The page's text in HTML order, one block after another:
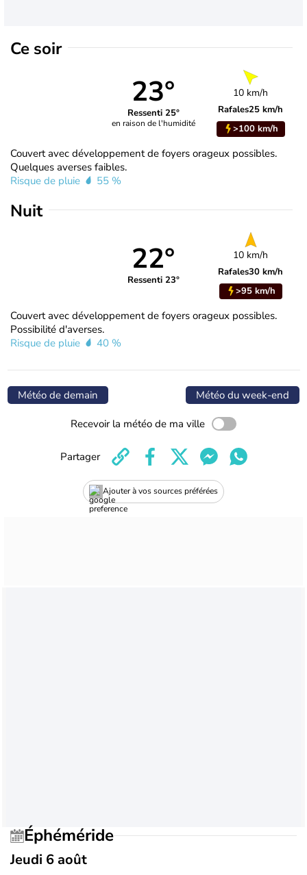
Ce soir
23°
Ressenti 25°
en raison de l'humidité
10 km/h
Rafales25 km/h
>100 km/h
Couvert avec développement de foyers orageux possibles.
Quelques averses faibles.
Risque de pluie
55 %
Nuit
22°
Ressenti 23°
10 km/h
Rafales30 km/h
>95 km/h
Couvert avec développement de foyers orageux possibles.
Possibilité d'averses.
Risque de pluie
40 %
Météo de demain Météo du week-end
Recevoir la météo de ma ville
Ajouter à vos sources préférées
Partager
Éphéméride
Jeudi 6 août